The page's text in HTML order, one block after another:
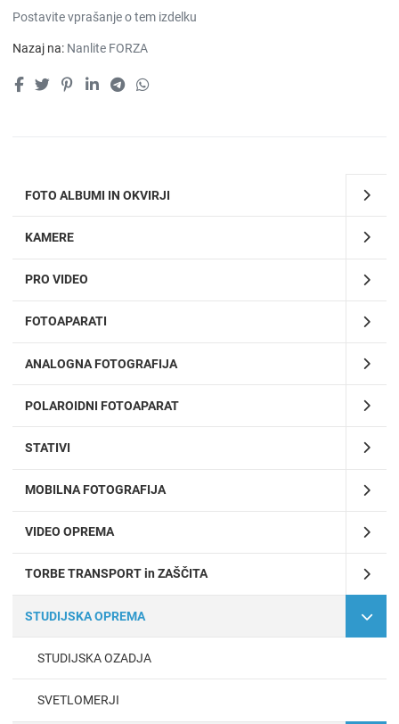
FOTO ALBUMI IN OKVIRJI
KAMERE
PRO VIDEO
FOTOAPARATI
ANALOGNA FOTOGRAFIJA
POLAROIDNI FOTOAPARAT
STATIVI
MOBILNA FOTOGRAFIJA
VIDEO OPREMA
TORBE TRANSPORT in ZAŠČITA
STUDIJSKA OPREMA
STUDIJSKA OZADJA
SVETLOMERJI
Postavite vprašanje o tem izdelku
Nazaj na: Nanlite FORZA